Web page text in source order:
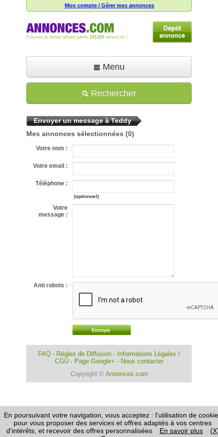
Mon compte / Gérer mes annonces
Trouvez la bonne affaire parmi 101320 annonces !
Menu
Déposer une annonce
Toutes les annonces
Aide
Rechercher
Envoyer un message à Teddy
Mes annonces sélectionnées (0)
Votre nom :
Votre email :
Téléphone :
(optionnel)
Votre
message :
Anti robots :
FAQ - Règles de Diffusion - Informations Légales /
CGU- Page Google+ - Nous contacter
Copyright © Annonces.com
En poursuivant votre navigation, vous acceptez : l'utilisation de
pour vous proposer des services et offres adaptés à vos centres
d'intérêts, et recevoir des offres personnalisées
En savoir plus